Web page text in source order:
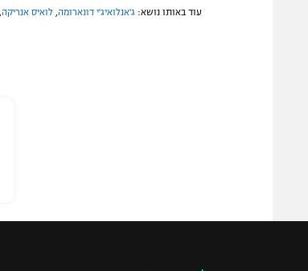
עוד באותו נושא: ג'אנלואיג'י דונארומה לואיס אנריקה